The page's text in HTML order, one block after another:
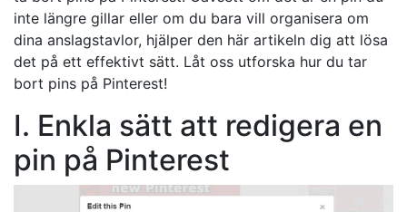
inte längre gillar eller om du bara vill organisera om
dina anslagstavlor, hjälper den här artikeln dig att lösa
det på ett effektivt sätt. Låt oss utforska hur du tar
bort pins på Pinterest!
I. Enkla sätt att redigera en
pin på Pinterest